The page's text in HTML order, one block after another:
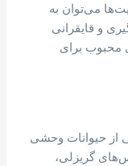
می‌توان به
و قایقرانی
محبوب برای
از حیوانات وحشی
گریزلی،